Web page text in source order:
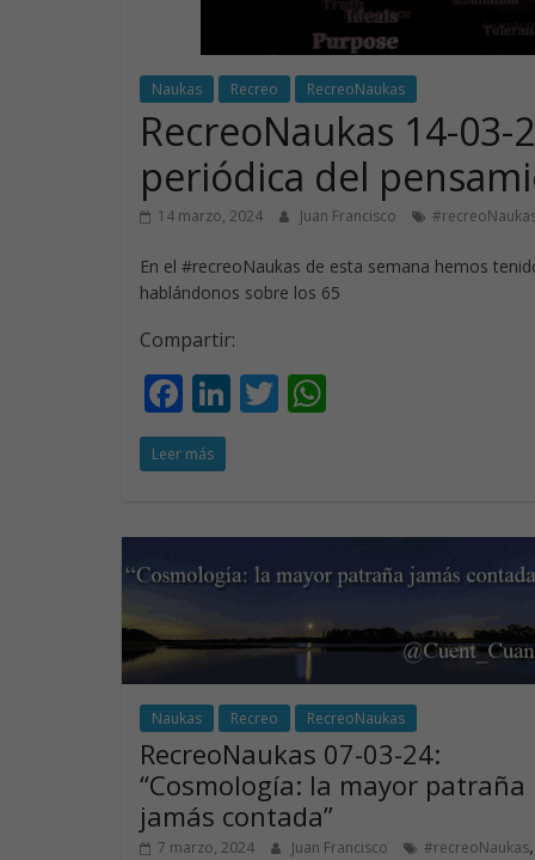
Naukas Recreo RecreoNaukas
RecreoNaukas 14-03-
periódica del
14 marzo, 2024 Juan Francisco
En el #recreoNaukas de esta semana hemos
hablándonos sobre los 65
Compartir:
F
ac
e
o
o
k
Li
dI
n
T
A
p
p
Leer más
Naukas Recreo RecreoNaukas
RecreoNaukas 07-03-24:
“Cosmología: la mayor patraña
jamás contada”
7 marzo, 2024 Juan Francisco #recreoNaukas,